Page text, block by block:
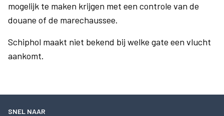
mogelijk te maken krijgen met een controle van de
douane of de marechaussee.
Schiphol maakt niet bekend bij welke gate een vlucht
aankomt.
SNEL NAAR